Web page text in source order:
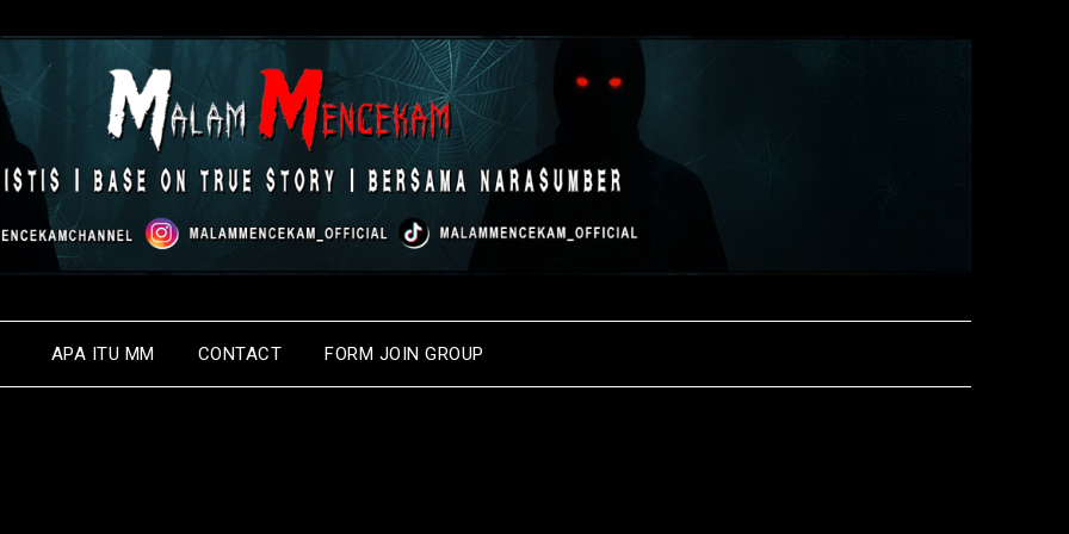
APA ITU MM CONTACT FORM JOIN GROUP